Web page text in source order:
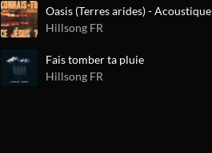
Oasis (Terres arides) - Acoustique
Hillsong FR
Fais tomber ta pluie
Hillsong FR